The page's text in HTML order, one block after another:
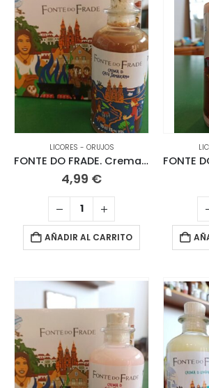
LICORES - ORUJOS
FONTE DO FRADE. Crema de Café Jamaicano. 10 CL
4,99 €
AÑADIR AL CARRITO